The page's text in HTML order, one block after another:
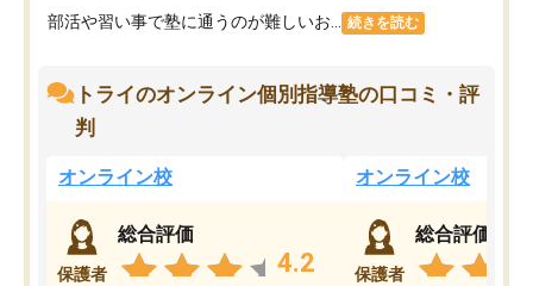
部活や習い事で塾に通うのが難しいお... 続きを読む
トライのオンライン個別指導塾の口コミ・評
判
オンライン校
保護者
総合評価
4.2
オンライン校
保護者
総合評価